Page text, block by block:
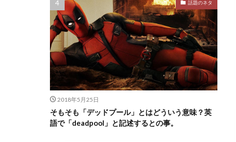
話題のネタ
2018年5月25日
そもそも「デッドプール」とはどういう意味？英
語で「deadpool」と記述するとの事。